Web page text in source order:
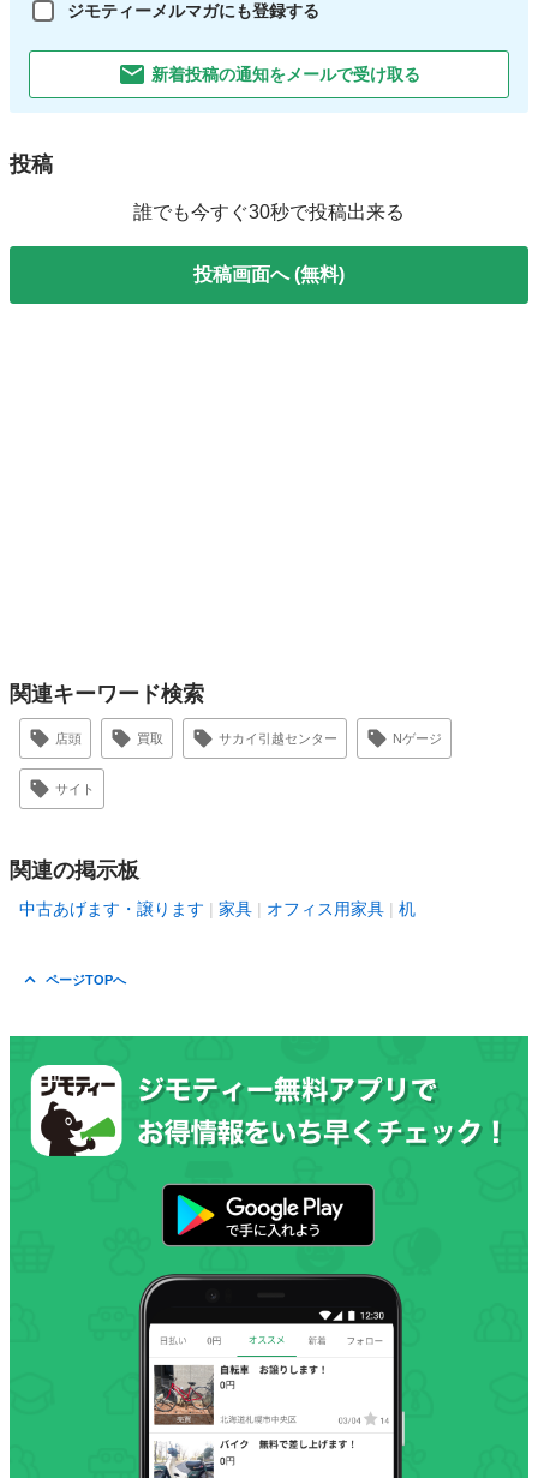
ジモティーメルマガにも登録する
新着投稿の通知をメールで受け取る
投稿
誰でも今すぐ30秒で投稿出来る
投稿画面へ (無料)
関連キーワード検索
店頭 買取 サカイ引越センター Nゲージ
サイト
関連の掲示板
中古あげます・譲ります 家具 オフィス用家具 机
ページTOPへ